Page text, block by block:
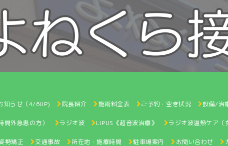
知らせ（4/6UP) 院長紹介 施術料金表 ご予約・空き状況 設備/治
外急患の方） ラジオ波 LIPUS《超音波治療》 ラジオ波温熱ケア（
勢矯正 交通事故 所在地・施療時間 駐車場案内 お問い合わせ